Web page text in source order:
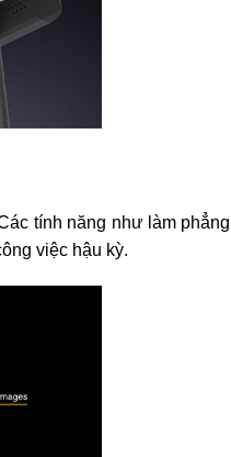
tính năng như làm phẳng
việc hậu kỳ.